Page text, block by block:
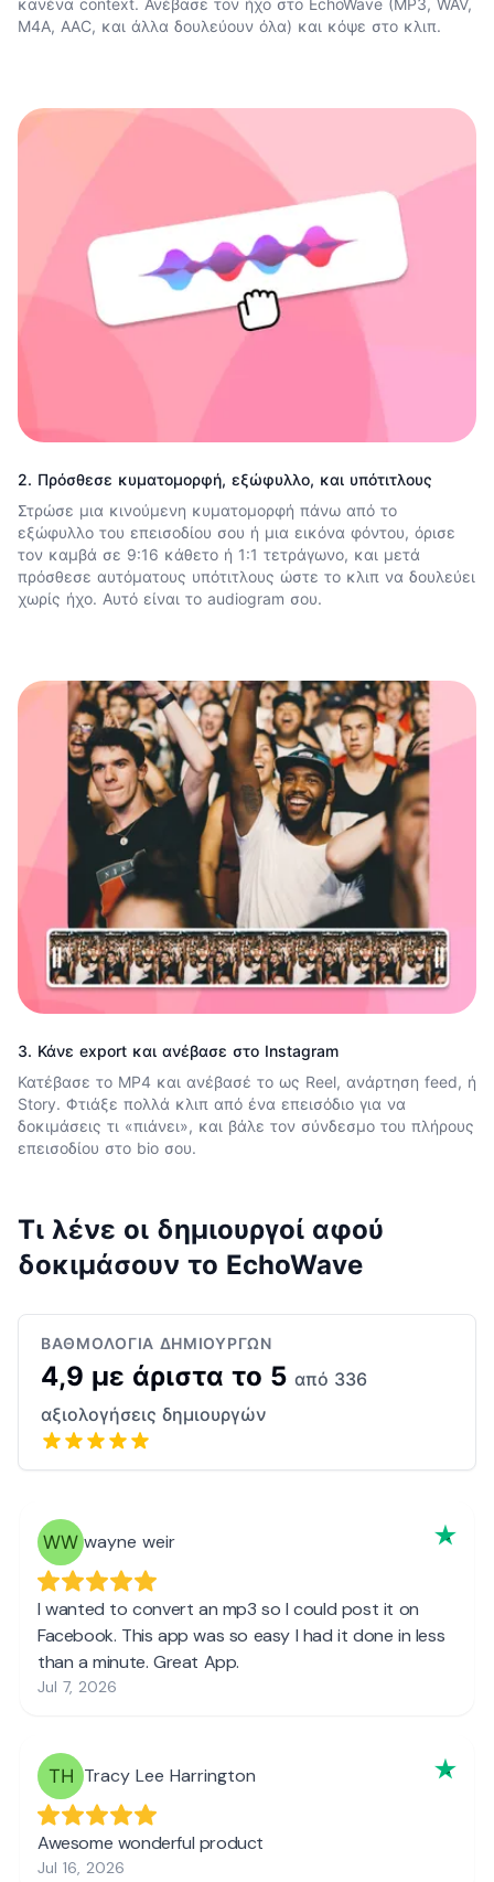
κανένα context. Ανέβασε τον ήχο στο EchoWave (MP3, WAV,
M4A, AAC, και άλλα δουλεύουν όλα) και κόψε στο κλιπ.
2. Πρόσθεσε κυματομορφή, εξώφυλλο, και υπότιτλους
Στρώσε μια κινούμενη κυματομορφή πάνω από το
εξώφυλλο του επεισοδίου σου ή μια εικόνα φόντου, όρισε
τον καμβά σε 9:16 κάθετο ή 1:1 τετράγωνο, και μετά
πρόσθεσε αυτόματους υπότιτλους ώστε το κλιπ να δουλεύει
χωρίς ήχο. Αυτό είναι το audiogram σου.
3. Κάνε export και ανέβασε στο Instagram
Κατέβασε το MP4 και ανέβασέ το ως Reel, ανάρτηση feed, ή
Story. Φτιάξε πολλά κλιπ από ένα επεισόδιο για να
δοκιμάσεις τι «πιάνει», και βάλε τον σύνδεσμο του πλήρους
επεισοδίου στο bio σου.
Τι λένε οι δημιουργοί αφού
δοκιμάσουν το EchoWave
ΒΑΘΜΟΛΟΓΊΑ ΔΗΜΙΟΥΡΓΏΝ
4,9 με άριστα το 5 από 336
αξιολογήσεις δημιουργών